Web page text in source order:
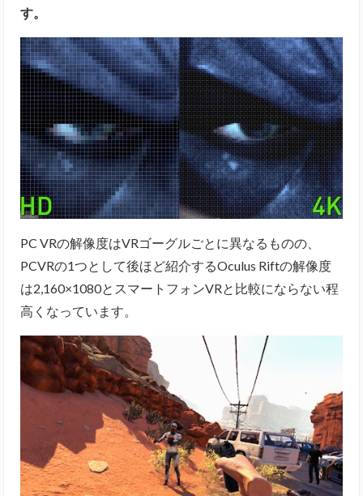
す。
PC VRの解像度はVRゴーグルごとに異なるものの、
PCVRの1つとして後ほど紹介するOculus Riftの解像度
は2,160×1080とスマートフォンVRと比較にならない程
高くなっています。